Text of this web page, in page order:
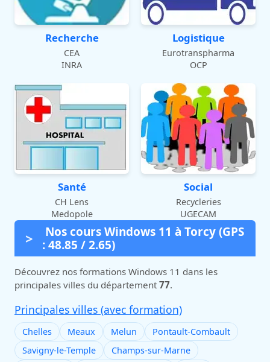
Recherche
CEA
INRA
Logistique
Eurotranspharma
OCP
Santé
CH Lens
Medopole
Social
Recycleries
UGECAM
Nos cours Windows 11 à Torcy (GPS
: 48.85 / 2.65)
Découvrez nos formations Windows 11 dans les
principales villes du département 77.
Principales villes (avec formation)
Chelles Meaux Melun
Pontault-Combault
Savigny-le-Temple
Champs-sur-Marne